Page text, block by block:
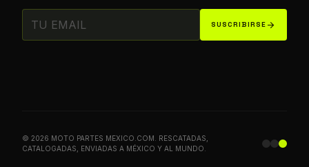
SUSCRIBIRSE arrow_forward
© 2026 MOTO PARTES MEXICO.COM. RESCATADAS,
CATALOGADAS, ENVIADAS A MÉXICO Y AL MUNDO.